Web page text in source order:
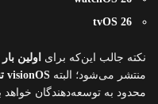
tvOS 26
نکته جالب این‌که برای اولین
منتشر می‌شود؛ البته visionOS تنها استثناست
محدود به توسعه‌دهندگان خواهد